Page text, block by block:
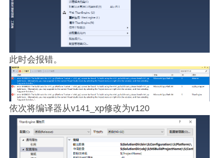
此时会报错。
依次将编译器从v141_xp修改为v120